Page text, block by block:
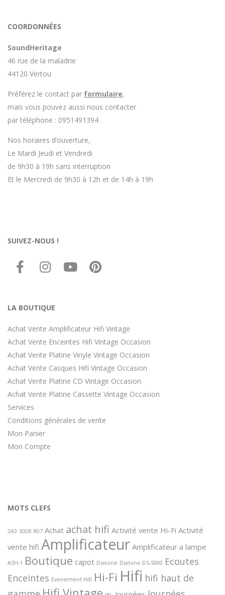
COORDONNÉES
SoundHeritage
46 rue de la maladrie
44120 Vertou
Préférez le contact par formulaire,
mais vous pouvez aussi nous contacter
par téléphone : 0951491394
Nos horaires d’ouverture,
Le Mardi Jeudi et Vendredi
de 9h30 à 19h sans interruption
Et le Mercredi de 9h30 à 12h et de 14h à 19h
SUIVEZ-NOUS !
LA BOUTIQUE
Achat Vente Amplificateur Hifi Vintage
Achat Vente Enceintes Hifi Vintage Occasion
Achat Vente Platine Vinyle Vintage Occasion
Achat Vente Casques Hifi Vintage Occasion
Achat Vente Platine CD Vintage Occasion
Achat Vente Platine Cassette Vintage Occasion
Services
Conditions générales de vente
Mon Panier
Mon Compte
MOTS CLEFS
2A3 300B 807 Achat achat hifi Activité vente Hi-Fi Activité
vente hifi Amplificateur Amplificateur a lampe
ASH-1 Boutique capot Diatone Diatone DS-5000 Ecoutes
Enceintes Evenement Hifi Hi-Fi Hifi hifi haut de